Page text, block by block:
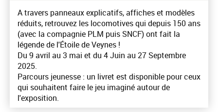
A travers panneaux explicatifs, affiches et modèles
réduits, retrouvez les locomotives qui depuis 150 ans
(avec la compagnie PLM puis SNCF) ont fait la
légende de l'Étoile de Veynes !
Du 9 avril au 3 mai et du 4 Juin au 27 Septembre
2025.
Parcours jeunesse : un livret est disponible pour ceux
qui souhaitent faire le jeu imaginé autour de
l'exposition.